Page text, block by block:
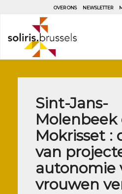
OVER ONS NEWSLETTER
Sint-Jans-
Molenbeek
Mokrisset :
van
autonomie
vrouwen